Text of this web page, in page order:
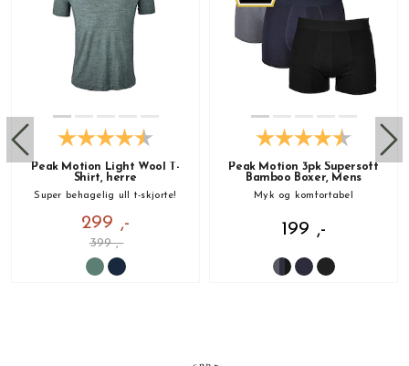
Peak Motion Light Wool T-
Shirt, herre
Super behagelig ull t-skjorte!
299 ,-
399 ,-
Peak Motion 3pk Supersoft
Bamboo Boxer, Mens
Myk og komfortabel
199 ,-